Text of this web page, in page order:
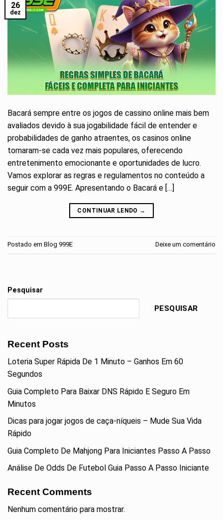
26
dez
Bacará sempre entre os jogos de cassino online mais bem
avaliados devido à sua jogabilidade fácil de entender e
probabilidades de ganho atraentes, os casinos online
tornaram-se cada vez mais populares, oferecendo
entretenimento emocionante e oportunidades de lucro.
Vamos explorar as regras e regulamentos no conteúdo a
seguir com a 999E. Apresentando o Bacará e […]
CONTINUAR LENDO →
Postado em Blog 999E Deixe um comentário
Pesquisar
PESQUISAR
Recent Posts
Loteria Super Rápida De 1 Minuto – Ganhos Em 60
Segundos
Guia Completo Para Baixar DNS Rápido E Seguro Em
Minutos
Dicas para jogar jogos de caça-níqueis – Mude Sua Vida
Rápido
Guia Completo De Mahjong Para Iniciantes Passo A Passo
Análise De Odds De Futebol Guia Passo A Passo Iniciante
Recent Comments
Nenhum comentário para mostrar.